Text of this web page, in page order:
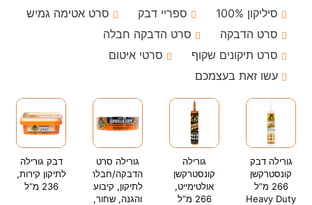
סיליקון 100%
ספריי דבק
סרט אטימה גמיש
סרט הדבקה
סרט הדבקה חבלה
סרט תיקונים שקוף
סרטי איטום
עשו זאת בעצמכם
גורילה דבק
קונסטרקשן
266 מ”ל
Heavy Duty
גורילה
קונסטרקשן
אולטימייט,
266 מ”ל
גורילה סרט
הדבקה/חבלה
לתיקון, קיבוע
והגנה, שחור,
דבק גורילה
לתיקון קירות,
236 מ”ל